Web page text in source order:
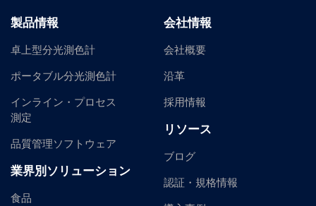
製品情報
卓上型分光測色計
ポータブル分光測色計
インライン・プロセス
測定
品質管理ソフトウェア
業界別ソリューション
食品
会社情報
会社概要
沿革
採用情報
リソース
ブログ
認証・規格情報